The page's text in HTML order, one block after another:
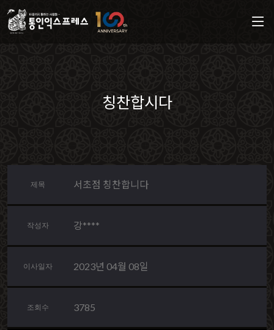
칭찬합시다
제목 서초점 칭찬합니다
작성자 강****
이사일자 2023년 04월 08일
조회수 3785